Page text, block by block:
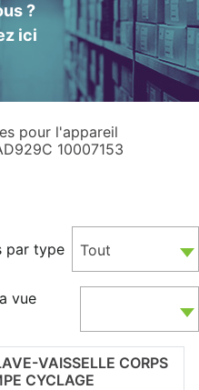
?
ici
pour l'appareil
10007153
par type Tout
vue
VAISSELLE CORPS
CYCLAGE